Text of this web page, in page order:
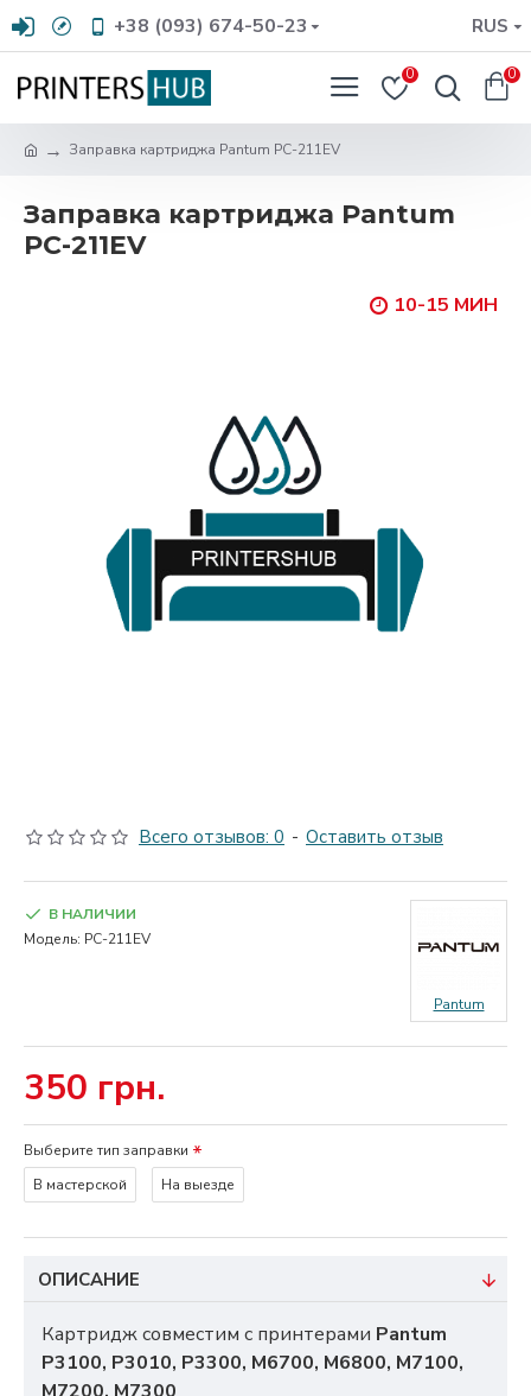
+38 (093) 674-50-23 RUS
0 0
Заправка картриджа Pantum PC-211EV
Заправка картриджа Pantum
PC-211EV
10-15 МИН
Всего отзывов: 0 - Оставить отзыв
350 грн.
В НАЛИЧИИ
Модель: PC-211EV
Pantum
Выберите тип заправки
В мастерской
На выезде
ОПИСАНИЕ
Картридж совместим с принтерами Pantum
P3100, P3010, P3300, M6700, M6800, M7100,